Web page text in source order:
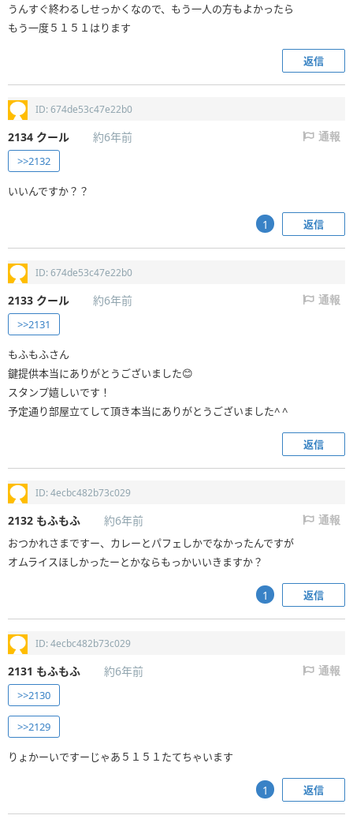
うんすぐ終わるしせっかくなので、もう一人の方もよかったら
もう一度５１５１はります
返信
ID: 674de53c47e22b0
2134 クール 約6年前 通報
>>2132
いいんですか？？
返信
1
ID: 674de53c47e22b0
2133 クール 約6年前 通報
>>2131
もふもふさん
鍵提供本当にありがとうございました😊
スタンプ嬉しいです！
予定通り部屋立てして頂き本当にありがとうございました^ ^
返信
ID: 4ecbc482b73c029
2132 もふもふ 約6年前 通報
おつかれさまですー、カレーとパフェしかでなかったんですが
オムライスほしかったーとかならもっかいいきますか？
返信
1
ID: 4ecbc482b73c029
2131 もふもふ 約6年前 通報
>>2130
>>2129
りょかーいですーじゃあ５１５１たてちゃいます
返信
1